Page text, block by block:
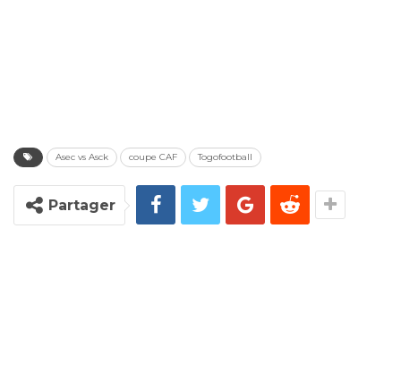
Asec vs Asck coupe CAF Togofootball
Partager